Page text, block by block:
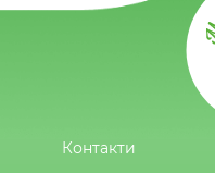
Контакти